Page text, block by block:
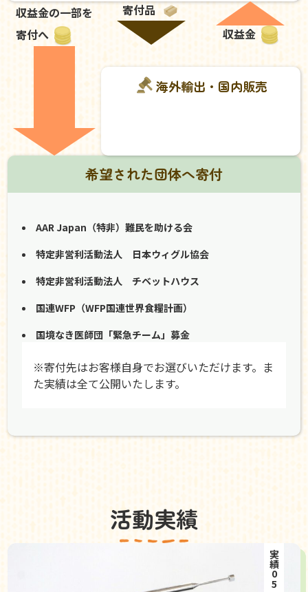
収益金の一部を
寄付へ
寄付品
収益金
海外輸出・国内販売
希望された団体へ寄付
AAR Japan（特非）難民を助ける会
特定非営利活動法人 日本ウィグル協会
特定非営利活動法人 チベットハウス
国連WFP（WFP国連世界食糧計画）
国境なき医師団「緊急チーム」募金
※寄付先はお客様自身でお選びいただけます。ま
た実績は全て公開いたします。
活動実績
実績05